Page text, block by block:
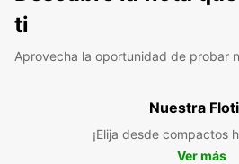
ti
Aprovecha la oportunidad de probar
Nuestra
¡Elija desde compactos
Ver más